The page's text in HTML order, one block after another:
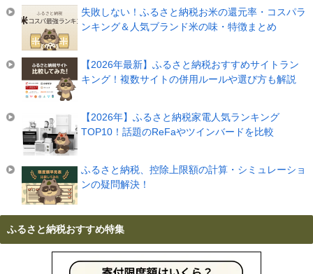
失敗しない！ふるさと納税お米の還元率・コスパラ
ンキング＆人気ブランド米の味・特徴まとめ
【2026年最新】ふるさと納税おすすめサイトラン
キング！複数サイトの併用ルールや選び方も解説
【2026年】ふるさと納税家電人気ランキング
TOP10！話題のReFaやツインバードを比較
ふるさと納税、控除上限額の計算・シミュレーショ
ンの疑問解決！
ふるさと納税おすすめ特集